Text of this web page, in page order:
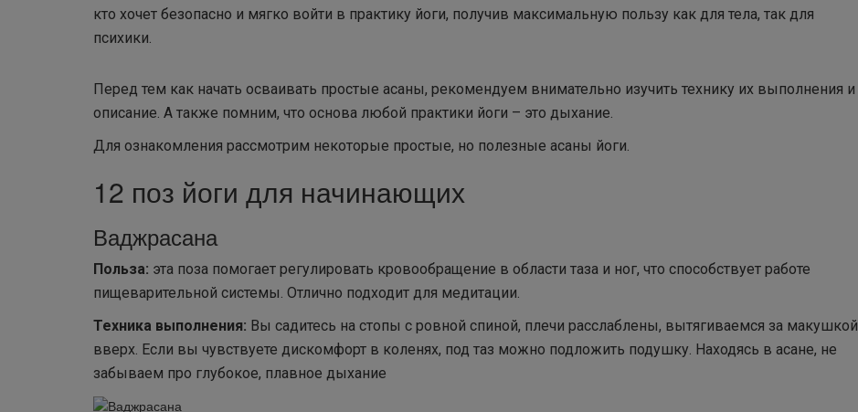
кто хочет безопасно и мягко войти в практику йоги, получив максимальную пользу как для тела, так для
психики.
Перед тем как начать осваивать простые асаны, рекомендуем внимательно изучить технику их выполнения и
описание. А также помним, что основа любой практики йоги – это дыхание.
Для ознакомления рассмотрим некоторые простые, но полезные асаны йоги.
12 поз йоги для начинающих
Ваджрасана
Польза: эта поза помогает регулировать кровообращение в области таза и ног, что способствует работе
пищеварительной системы. Отлично подходит для медитации.
Техника выполнения: Вы садитесь на стопы с ровной спиной, плечи расслаблены, вытягиваемся за макушкой
вверх. Если вы чувствуете дискомфорт в коленях, под таз можно подложить подушку. Находясь в асане, не
забываем про глубокое, плавное дыхание